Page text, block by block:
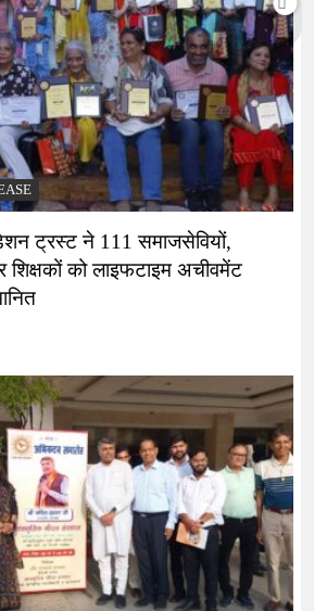
ट्रस्ट ने 111 समाजसेवियों,
शिक्षकों को लाइफटाइम अचीवमेंट